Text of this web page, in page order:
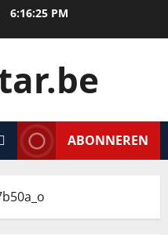
6:16:25 PM
ABONNEREN